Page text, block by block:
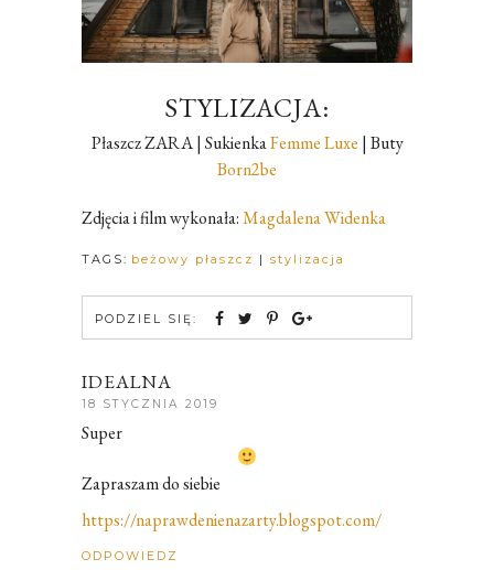
STYLIZACJA:
Płaszcz ZARA | SukienkaFemme Luxe | Buty
Born2be
Zdjęcia i film wykonała:Magdalena Widenka
TAGS: beżowy płaszcz | stylizacja
PODZIEL SIĘ:
IDEALNA
18 STYCZNIA 2019
Super
Zapraszam do siebie
https://naprawdenienazarty.blogspot.com/
ODPOWIEDZ